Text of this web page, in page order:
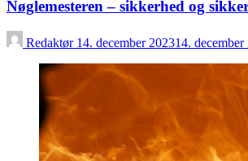
Nøglemesteren – sikkerhed og
Redaktør 14. december 202314. december